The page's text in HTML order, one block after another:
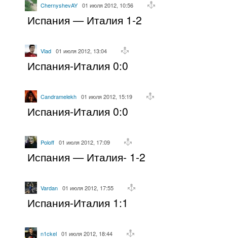
ChernyshevAY 01 июля 2012, 10:56
Испания — Италия 1-2
Vlad 01 июля 2012, 13:04
Испания-Италия 0:0
Candramelekh 01 июля 2012, 15:19
Испания-Италия 0:0
Poloff 01 июля 2012, 17:09
Испания — Италия- 1-2
Vardan 01 июля 2012, 17:55
Испания-Италия 1:1
n1ckel 01 июля 2012, 18:44